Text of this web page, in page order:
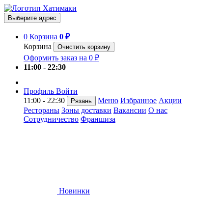
Выберите адрес
0 Корзина 0 ₽
Корзина
Очистить корзину
Оформить заказ на 0 ₽
11:00 - 22:30
Профиль Войти
11:00 - 22:30
Рязань Меню Избранное Акции
Рестораны Зоны доставки Вакансии О нас
Сотрудничество Франшиза
Новинки